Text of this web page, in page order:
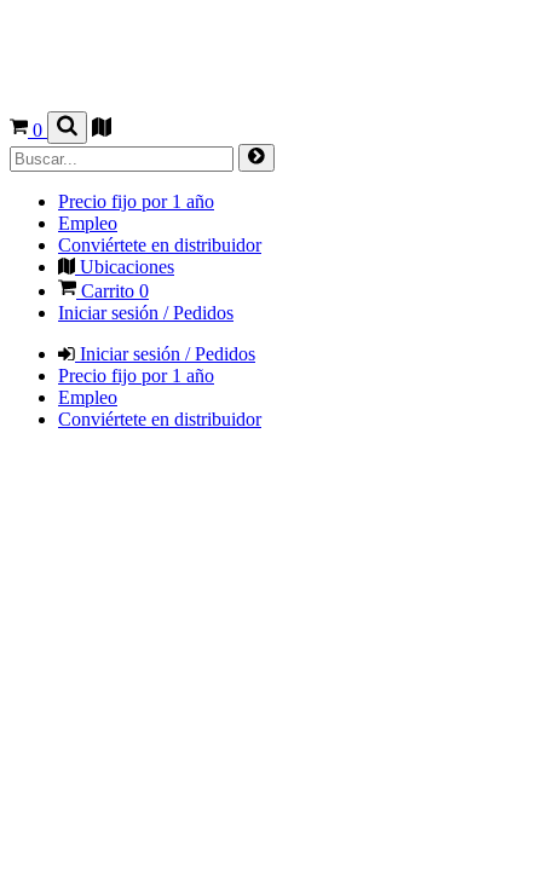
0
Precio fijo por 1 año
Empleo
Conviértete en distribuidor
Ubicaciones
Carrito 0
Iniciar sesión / Pedidos
Iniciar sesión / Pedidos
Precio fijo por 1 año
Empleo
Conviértete en distribuidor